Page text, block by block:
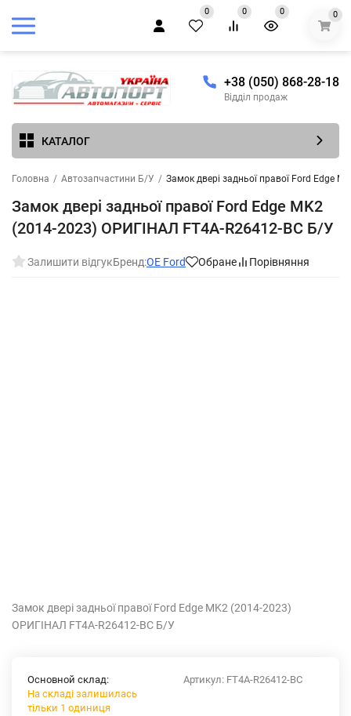
0 0 0 0
+38 (050) 868-28-18
Відділ продаж
КАТАЛОГ
Головна / Автозапчастини Б/У / Замок двері задньої правої Ford Edge
Замок двері задньої правої Ford Edge MK2
(2014-2023) ОРИГІНАЛ FT4A-R26412-BC Б/У
Залишити відгукБренд:OE Ford Обране Порівняння
Замок двері задньої правої Ford Edge MK2 (2014-2023)
ОРИГІНАЛ FT4A-R26412-BC Б/У
Артикул: FT4A-R26412-BC
Основной склад:
На складі залишилась
тільки 1 одиниця